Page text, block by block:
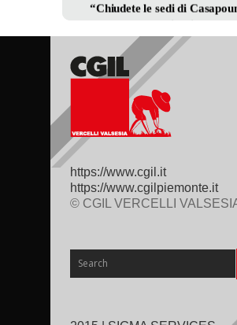
https://www.cgil.it
https://www.cgilpiemonte.it
© CGIL VERCELLI